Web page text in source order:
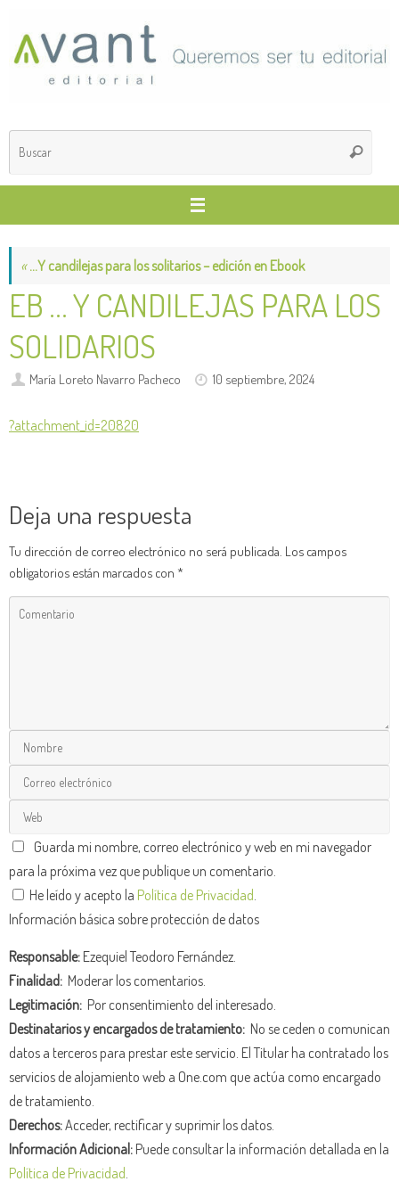
contenido
Buscar
«…Y candilejas para los solitarios – edición en Ebook
EB … Y CANDILEJAS PARA LOS
SOLIDARIOS
María Loreto Navarro Pacheco 10 septiembre, 2024
?attachment_id=20820
Deja una respuesta
Tu dirección de correo electrónico no será publicada. Los campos
obligatorios están marcados con *
Guarda mi nombre, correo electrónico y web en mi navegador
para la próxima vez que publique un comentario.
He leído y acepto la Política de Privacidad
Información básica sobre protección de datos
Responsable:Ezequiel Teodoro Fernández.
Finalidad: Moderar los comentarios.
Legitimación: Por consentimiento del interesado.
Destinatarios y encargados de tratamiento: No se ceden o comunican
datos a terceros para prestar este servicio. El Titular ha contratado los
servicios de alojamiento web a One.com que actúa como encargado
de tratamiento.
Derechos:Acceder, rectificar y suprimir los datos.
Información Adicional:Puede consultar la información detallada en la
Política de Privacidad